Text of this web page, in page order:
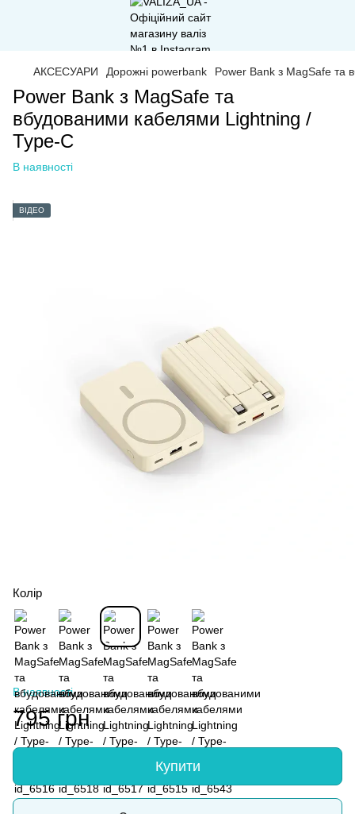
АКСЕСУАРИ Дорожні powerbank Power Bank з MagSafe та
Power Bank з MagSafe та
вбудованими кабелями Lightning /
Type-C
В наявності
ВІДЕО
Колір
В наявності
795 грн
Купити